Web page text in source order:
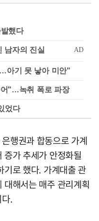
했다
아기 못 낳아 미안"
"…녹취 폭로 파장
었다
행권과 합동으로 가계
가 추세가 안정화될
로 했다. 가계대출 관
대해서는 매주 관리계획
.